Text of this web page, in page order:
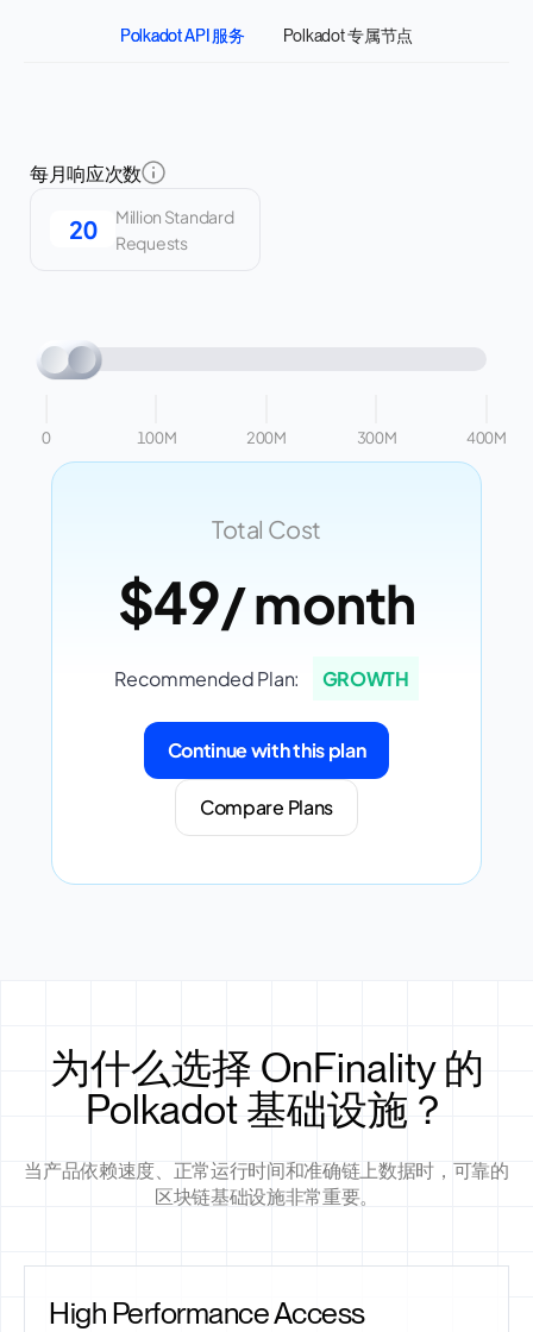
Polkadot API 服务 Polkadot 专属节点
每月响应次数
Million Standard
Requests
0 100M 200M 300M 400M
Total Cost
$49/ month
Recommended Plan: GROWTH
Continue with this plan
Compare Plans
为什么选择 OnFinality 的
Polkadot 基础设施？
当产品依赖速度、正常运行时间和准确链上数据时，可靠的
区块链基础设施非常重要。
High Performance Access